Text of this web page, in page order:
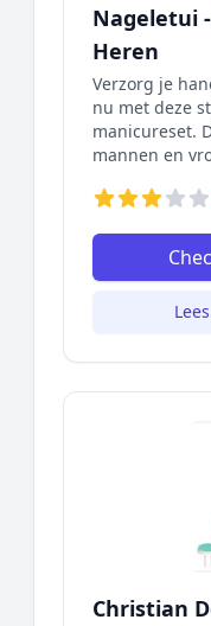
Nageletui
Heren
Verzorg je
nu met deze
manicureset.
mannen en
Christian